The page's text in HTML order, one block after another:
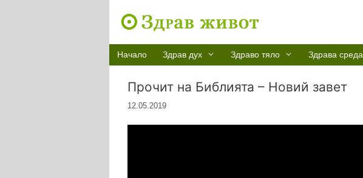
Начало Здрав дух Здраво тяло Здрава среда
Прочит на Библията – Новий завет
12.05.2019